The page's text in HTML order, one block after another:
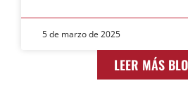
5 de marzo de 2025
LEER MÁS